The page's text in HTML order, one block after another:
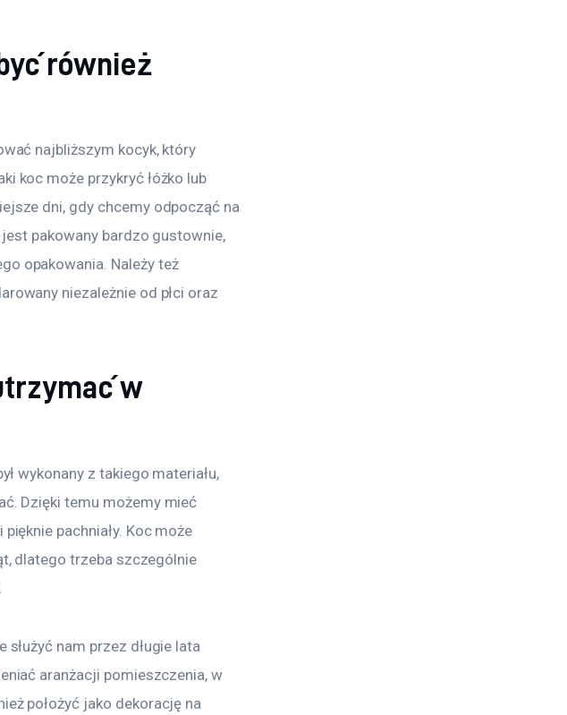
również
najbliższym kocyk, który
koc może przykryć łóżko lub
dni, gdy chcemy odpocząć na
pakowany bardzo gustownie,
opakowania. Należy też
niezależnie od płci oraz
w
wykonany z takiego materiału,
Dzięki temu możemy mieć
pachniały. Koc może
dlatego trzeba szczególnie
nam przez długie lata
aranżacji pomieszczenia, w
położyć jako dekorację na